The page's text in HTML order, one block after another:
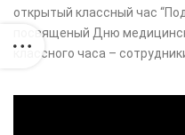
открытый классный час
посвященый Дню
классного часа –